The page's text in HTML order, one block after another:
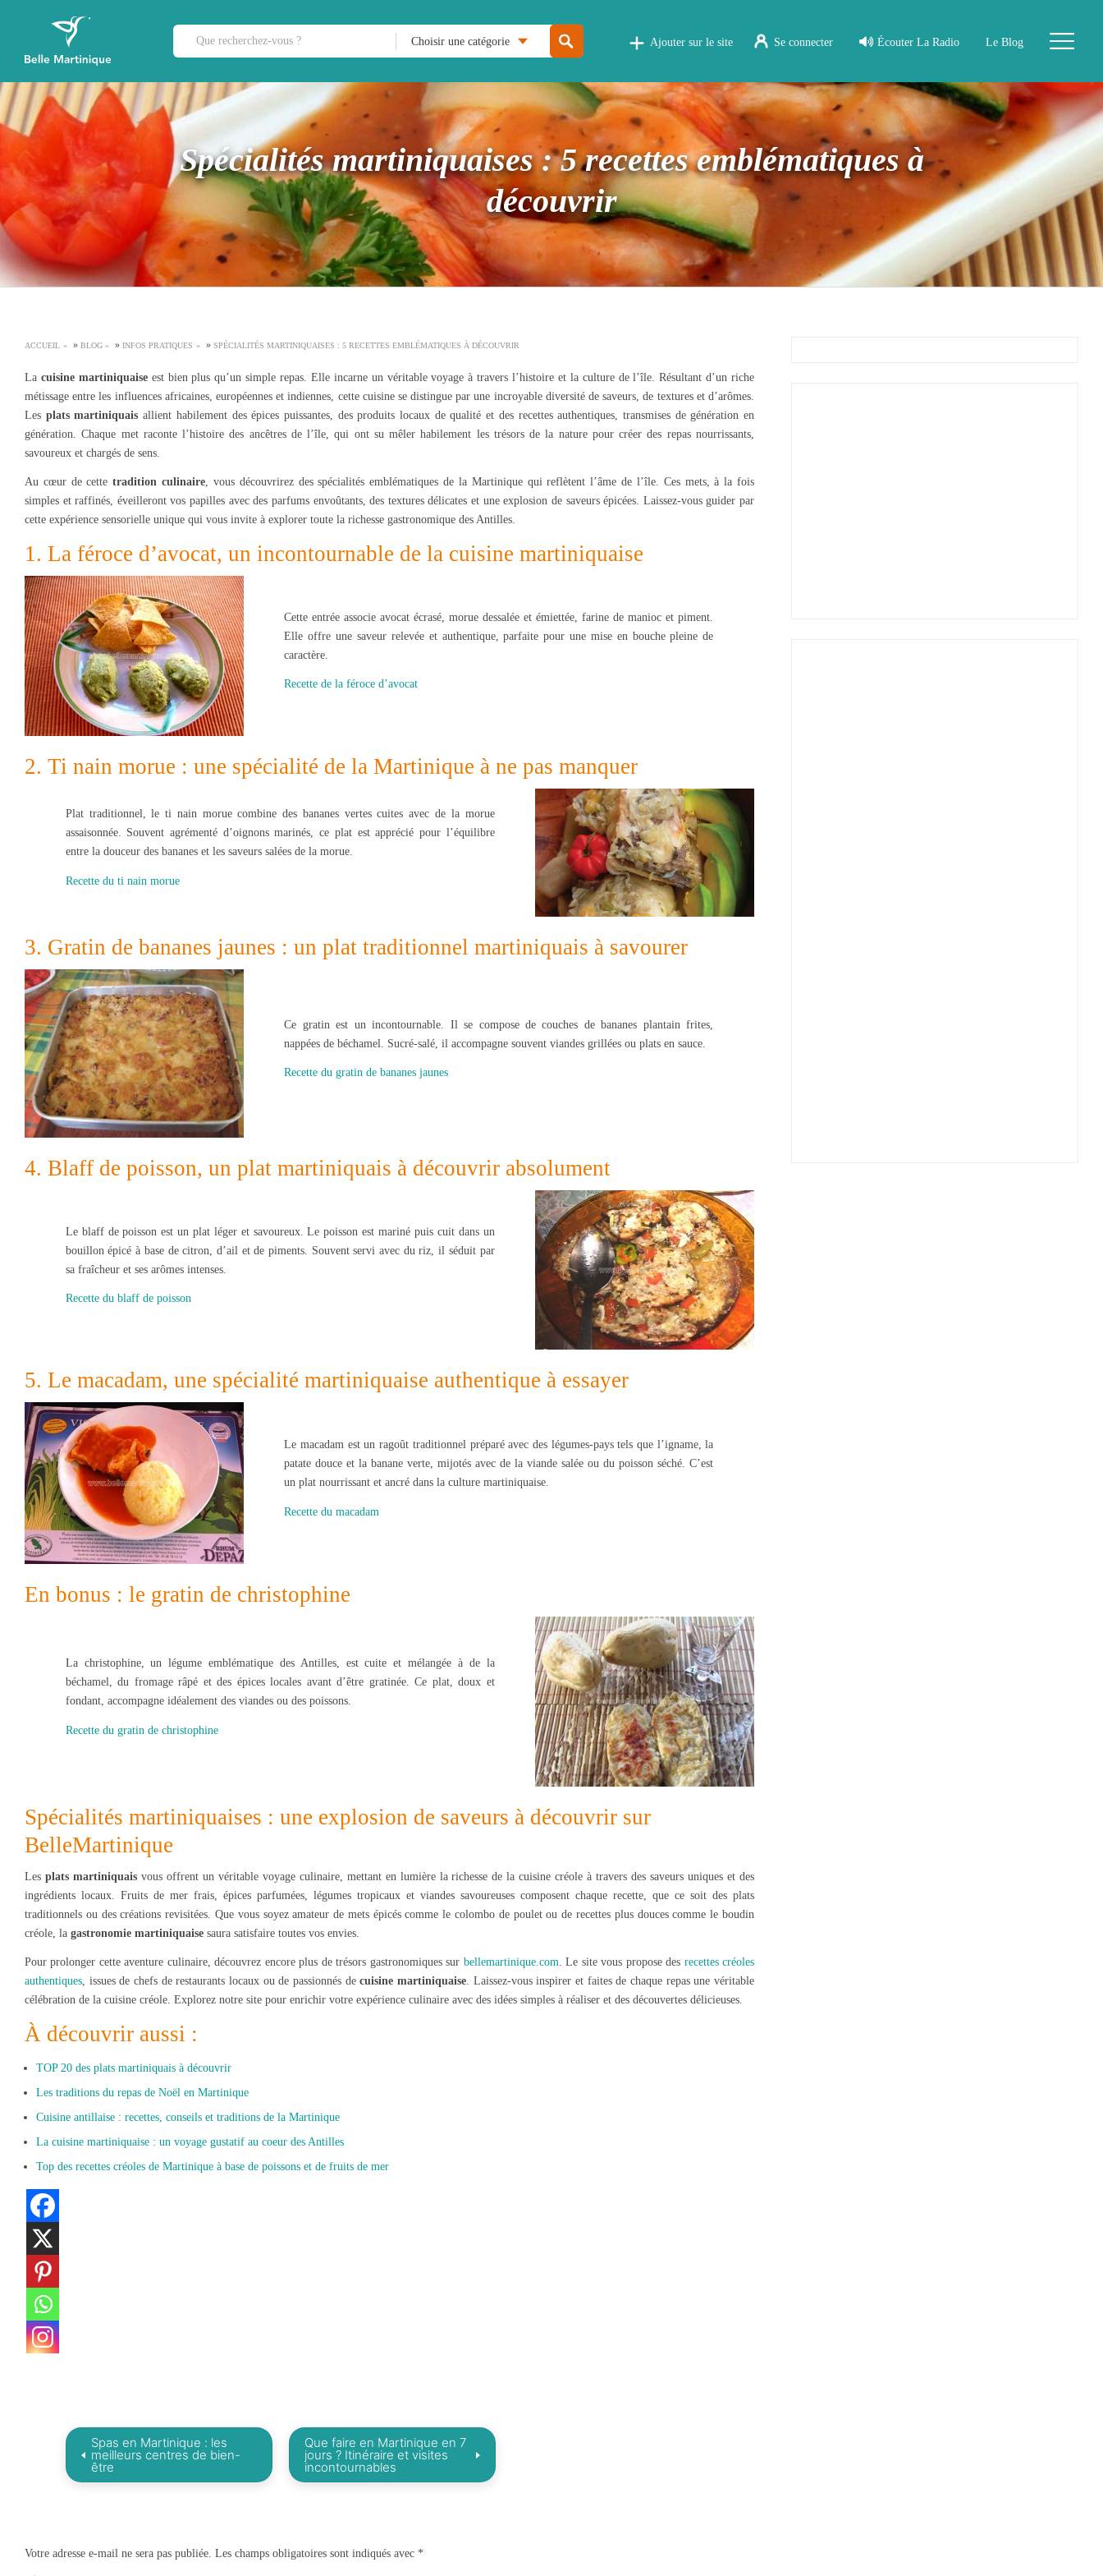
Choisir une catégorie Ajouter sur le site Se connecter Écouter La Radio Le Blog
Spécialités martiniquaises : 5 recettes emblématiques à
découvrir
ACCUEIL » BLOG » INFOS PRATIQUES » SPÉCIALITÉS MARTINIQUAISES : 5 RECETTES EMBLÉMATIQUES À DÉCOUVRIR
La cuisine martiniquaiseest bien plus qu’un simple repas. Elle incarne un véritable voyage à travers l’histoire et la culture de l’île. Résultant d’un riche
métissage entre les influences africaines, européennes et indiennes, cette cuisine se distingue par une incroyable diversité de saveurs, de textures et d’arômes.
Les plats martiniquais allient habilement des épices puissantes, des produits locaux de qualité et des recettes authentiques, transmises de génération en
génération. Chaque met raconte l’histoire des ancêtres de l’île, qui ont su mêler habilement les trésors de la nature pour créer des repas nourrissants,
savoureux et chargés de sens.
Au cœur de cettetradition culinaire, vous découvrirez des spécialités emblématiques de la Martinique qui reflètent l’âme de l’île. Ces mets, à la fois
simples et raffinés, éveilleront vos papilles avec des parfums envoûtants, des textures délicates et une explosion de saveurs épicées. Laissez-vous guider par
cette expérience sensorielle unique qui vous invite à explorer toute la richesse gastronomique des Antilles.
1. La féroce d’avocat, un incontournable de la cuisine martiniquaise
Cette entrée associe avocat écrasé, morue dessalée et émiettée, farine de manioc et piment.
Elle offre une saveur relevée et authentique, parfaite pour une mise en bouche pleine de
caractère.
Recette de la féroce d’avocat
2. Ti nain morue : une spécialité de la Martinique à ne pas manquer
Plat traditionnel, le ti nain morue combine des bananes vertes cuites avec de la morue
assaisonnée. Souvent agrémenté d’oignons marinés, ce plat est apprécié pour l’équilibre
entre la douceur des bananes et les saveurs salées de la morue.
Recette du ti nain morue
3. Gratin de bananes jaunes : un plat traditionnel martiniquais à savourer
Ce gratin est un incontournable. Il se compose de couches de bananes plantain frites,
nappées de béchamel. Sucré-salé, il accompagne souvent viandes grillées ou plats en sauce.
Recette du gratin de bananes jaunes
4. Blaff de poisson, un plat martiniquais à découvrir absolument
Le blaff de poisson est un plat léger et savoureux. Le poisson est mariné puis cuit dans un
bouillon épicé à base de citron, d’ail et de piments. Souvent servi avec du riz, il séduit par
sa fraîcheur et ses arômes intenses.
Recette du blaff de poisson
5. Le macadam, une spécialité martiniquaise authentique à essayer
Le macadam est un ragoût traditionnel préparé avec des légumes-pays tels que l’igname, la
patate douce et la banane verte, mijotés avec de la viande salée ou du poisson séché. C’est
un plat nourrissant et ancré dans la culture martiniquaise.
Recette du macadam
En bonus : le gratin de christophine
La christophine, un légume emblématique des Antilles, est cuite et mélangée à de la
béchamel, du fromage râpé et des épices locales avant d’être gratinée. Ce plat, doux et
fondant, accompagne idéalement des viandes ou des poissons.
Recette du gratin de christophine
Spécialités martiniquaises : une explosion de saveurs à découvrir sur
BelleMartinique
Les plats martiniquaisvous offrent un véritable voyage culinaire, mettant en lumière la richesse de la cuisine créole à travers des saveurs uniques et des
ingrédients locaux. Fruits de mer frais, épices parfumées, légumes tropicaux et viandes savoureuses composent chaque recette, que ce soit des plats
traditionnels ou des créations revisitées. Que vous soyez amateur de mets épicés comme le colombo de poulet ou de recettes plus douces comme le boudin
créole, la gastronomie martiniquaise saura satisfaire toutes vos envies.
Pour prolonger cette aventure culinaire, découvrez encore plus de trésors gastronomiques sur bellemartinique.com. Le site vous propose des recettes créoles
authentiques, issues de chefs de restaurants locaux ou de passionnés decuisine martiniquaise. Laissez-vous inspirer et faites de chaque repas une véritable
célébration de la cuisine créole. Explorez notre site pour enrichir votre expérience culinaire avec des idées simples à réaliser et des découvertes délicieuses.
À découvrir aussi :
TOP 20 des plats martiniquais à découvrir
Les traditions du repas de Noël en Martinique
Cuisine antillaise : recettes, conseils et traditions de la Martinique
La cuisine martiniquaise : un voyage gustatif au coeur des Antilles
Top des recettes créoles de Martinique à base de poissons et de fruits de mer
Spas en Martinique : les
meilleurs centres de bien-
être
Que faire en Martinique en 7
jours ? Itinéraire et visites
incontournables
Votre adresse e-mail ne sera pas publiée. Les champs obligatoires sont indiqués avec *